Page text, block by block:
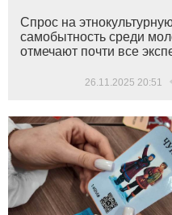
Спрос на
самобытность среди
отмечают почти все
26.11.2025 20:51